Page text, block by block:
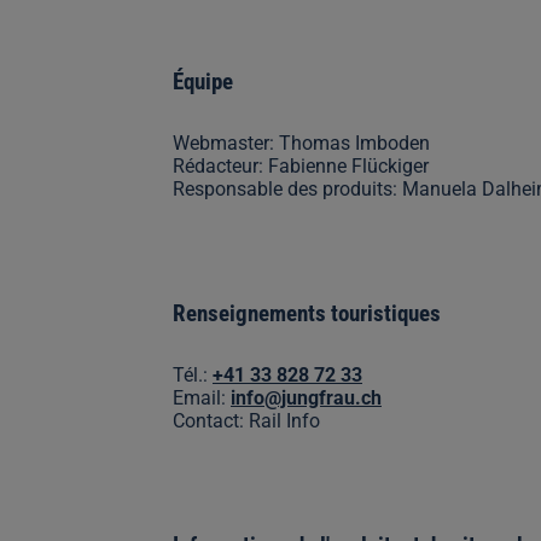
Équipe
Webmaster: Thomas Imboden
Rédacteur: Fabienne Flückiger
Responsable des produits: Manuela
Renseignements touristiques
Tél.: +41 33 828 72 33
Email: info@jungfrau.ch
Contact: Rail Info